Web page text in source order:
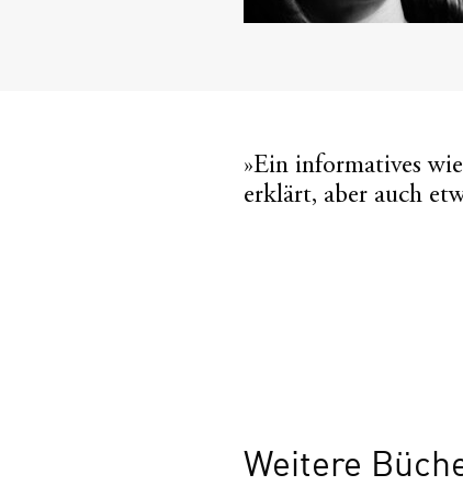
»Ein informatives
erklärt, aber auch
Weitere